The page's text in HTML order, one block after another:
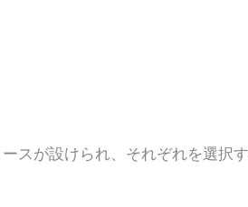
が設けられ、それぞれを選択